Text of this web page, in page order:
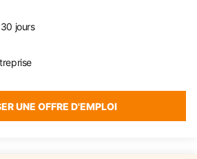
jours
UNE OFFRE D'EMPLOI